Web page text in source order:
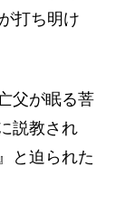
打ち明け
父が眠る菩
説教され
と迫られた